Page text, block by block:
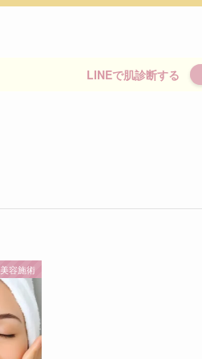
LINEで肌診断する
美容施術